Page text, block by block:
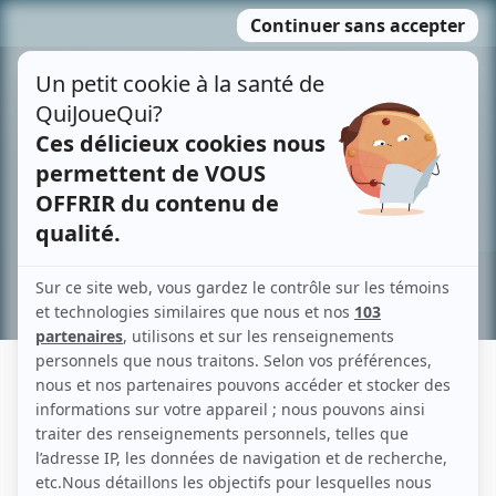
MENU
contenu
Recherche avancée »
MICHOUE SYLVAIN
Liens
Fiche de Michoue Sylvain sur Showbizz.net